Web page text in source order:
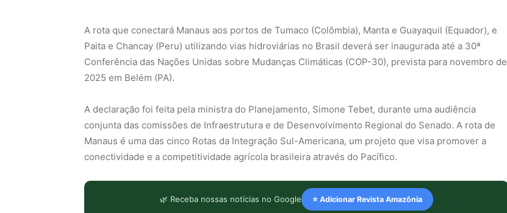
A rota que conectará Manaus aos portos de Tumaco (Colômbia), Manta e Guayaquil (Equador), e
Paita e Chancay (Peru) utilizando vias hidroviárias no Brasil deverá ser inaugurada até a 30ª
Conferência das Nações Unidas sobre Mudanças Climáticas (COP-30), prevista para novembro de
2025 em Belém (PA).
A declaração foi feita pela ministra do Planejamento, Simone Tebet, durante uma audiência
conjunta das comissões de Infraestrutura e de Desenvolvimento Regional do Senado. A rota de
Manaus é uma das cinco Rotas da Integração Sul-Americana, um projeto que visa promover a
conectividade e a competitividade agrícola brasileira através do Pacífico.
🌿 Receba nossas notícias no Google ⭐ Adicionar Revista Amazônia